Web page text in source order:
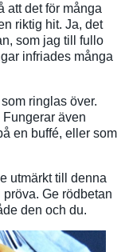
att det för många
riktig hit. Ja, det
som jag till fullo
infriades många
ringlas över.
även
en buffé, eller som
utmärkt till denna
Ge rödbetan
den och du.